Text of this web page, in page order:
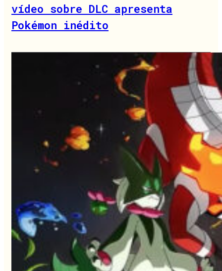
vídeo sobre DLC apresenta
Pokémon inédito